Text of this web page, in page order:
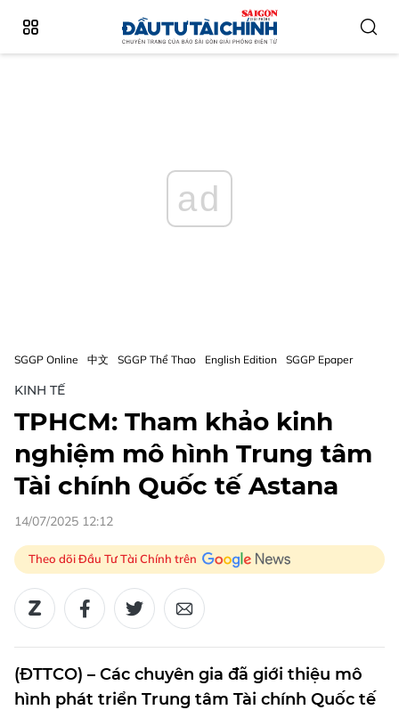
ad
SGGP Online 中文 SGGP Thể Thao English Edition SGGP Epaper
KINH TẾ
TPHCM: Tham khảo kinh
nghiệm mô hình Trung tâm
Tài chính Quốc tế Astana
14/07/2025 12:12
Theo dõi Đầu Tư Tài Chính trên
(ĐTTCO) – Các chuyên gia đã giới thiệu mô
hình phát triển Trung tâm Tài chính Quốc tế